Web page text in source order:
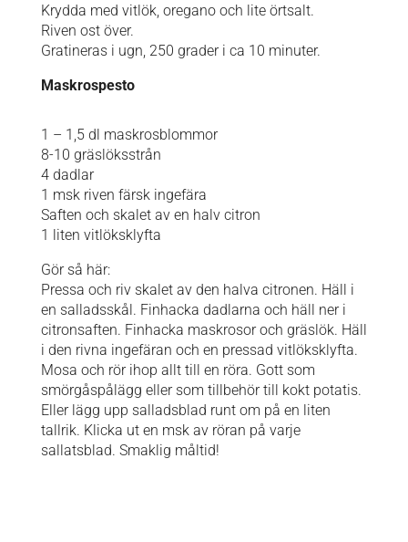
Krydda med vitlök, oregano och lite örtsalt.
Riven ost över.
Gratineras i ugn, 250 grader i ca 10 minuter.
Maskrospesto
1 – 1,5 dl maskrosblommor
8-10 gräslöksstrån
4 dadlar
1 msk riven färsk ingefära
Saften och skalet av en halv citron
1 liten vitlöksklyfta
Gör så här:
Pressa och riv skalet av den halva citronen. Häll i
en salladsskål. Finhacka dadlarna och häll ner i
citronsaften. Finhacka maskrosor och gräslök. Häll
i den rivna ingefäran och en pressad vitlöksklyfta.
Mosa och rör ihop allt till en röra. Gott som
smörgåspålägg eller som tillbehör till kokt potatis.
Eller lägg upp salladsblad runt om på en liten
tallrik. Klicka ut en msk av röran på varje
sallatsblad. Smaklig måltid!